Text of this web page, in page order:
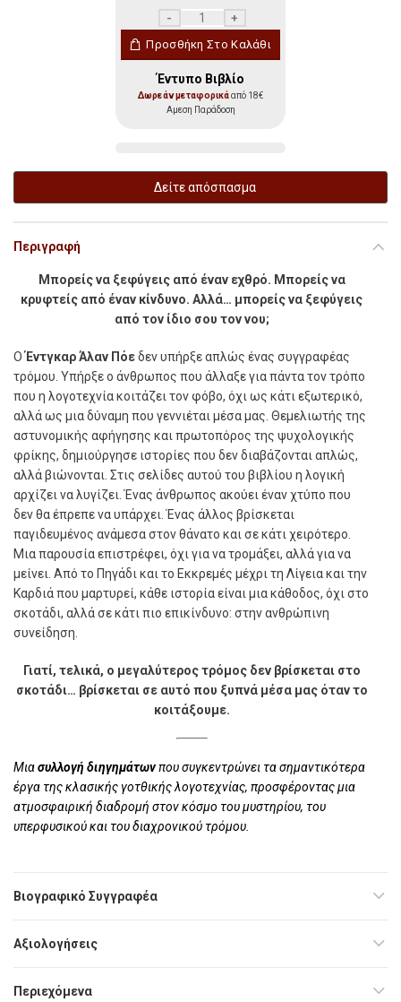
Προσθήκη Στο Καλάθι
Έντυπο Βιβλίο
Δωρεάν μεταφορικάαπό 18€
Αμεση Παράδοση
Δείτε απόσπασμα
Περιγραφή
Μπορείς να ξεφύγεις από έναν εχθρό. Μπορείς να
κρυφτείς από έναν κίνδυνο. Αλλά… μπορείς να ξεφύγεις
από τον ίδιο σου τον νου;
ΟΈντγκαρ Άλαν Πόεδεν υπήρξε απλώς ένας συγγραφέας
τρόμου. Υπήρξε ο άνθρωπος που άλλαξε για πάντα τον τρόπο
που η λογοτεχνία κοιτάζει τον φόβο, όχι ως κάτι εξωτερικό,
αλλά ως μια δύναμη που γεννιέται μέσα μας. Θεμελιωτής της
αστυνομικής αφήγησης και πρωτοπόρος της ψυχολογικής
φρίκης, δημιούργησε ιστορίες που δεν διαβάζονται απλώς,
αλλά βιώνονται. Στις σελίδες αυτού του βιβλίου η λογική
αρχίζει να λυγίζει. Ένας άνθρωπος ακούει έναν χτύπο που
δεν θα έπρεπε να υπάρχει. Ένας άλλος βρίσκεται
παγιδευμένος ανάμεσα στον θάνατο και σε κάτι χειρότερο.
Μια παρουσία επιστρέφει, όχι για να τρομάξει, αλλά για να
μείνει. Από το Πηγάδι και το Εκκρεμές μέχρι τη Λίγεια και την
Καρδιά που μαρτυρεί, κάθε ιστορία είναι μια κάθοδος, όχι στο
σκοτάδι, αλλά σε κάτι πιο επικίνδυνο: στην ανθρώπινη
συνείδηση.
Γιατί, τελικά, ο μεγαλύτερος τρόμος δεν βρίσκεται στο
σκοτάδι… βρίσκεται σε αυτό που ξυπνά μέσα μας όταν το
κοιτάξουμε.
Μιασυλλογή διηγημάτωνπου συγκεντρώνει τα σημαντικότερα
έργα της κλασικής γοτθικής λογοτεχνίας, προσφέροντας μια
ατμοσφαιρική διαδρομή στον κόσμο του μυστηρίου, του
υπερφυσικού και του διαχρονικού τρόμου.
Βιογραφικό Συγγραφέα
Αξιολογήσεις
Περιεχόμενα